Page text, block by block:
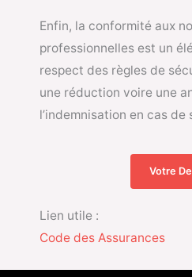
Enfin, la conformité aux
professionnelles est un
respect des règles de
une réduction voire une
l’indemnisation en cas de
Votre
Lien utile :
Code des Assurances